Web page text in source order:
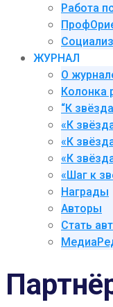
Работа
ЖУРНАЛ
О
Колонка
“К
«К
«К
«К
«Шаг к
Награды
Авторы
Стать